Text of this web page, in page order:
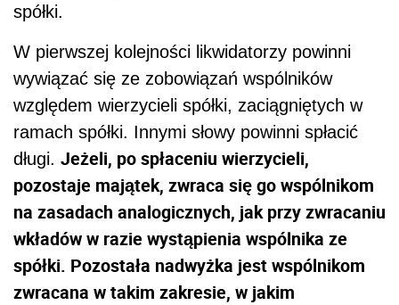
spółki.
W pierwszej kolejności likwidatorzy powinni
wywiązać się ze zobowiązań wspólników
względem wierzycieli spółki, zaciągniętych w
ramach spółki. Innymi słowy powinni spłacić
długi. Jeżeli, po spłaceniu wierzycieli,
pozostaje majątek, zwraca się go wspólnikom
na zasadach analogicznych, jak przy zwracaniu
wkładów w razie wystąpienia wspólnika ze
spółki. Pozostała nadwyżka jest wspólnikom
zwracana w takim zakresie, w jakim